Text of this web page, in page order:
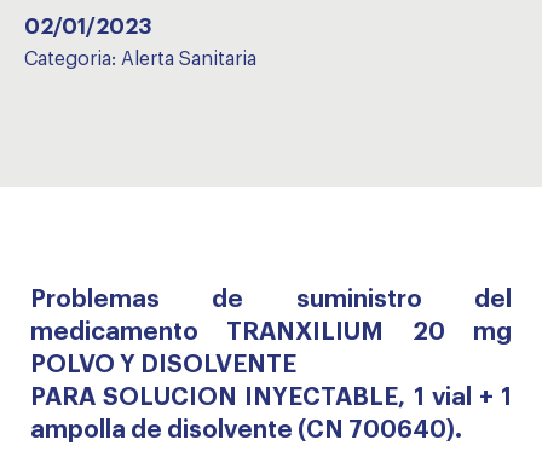
02/01/2023
Categoria: Alerta Sanitaria
Problemas de suministro del
medicamento TRANXILIUM 20 mg
POLVO Y DISOLVENTE
PARA SOLUCION INYECTABLE, 1 vial + 1
ampolla de disolvente (CN 700640).